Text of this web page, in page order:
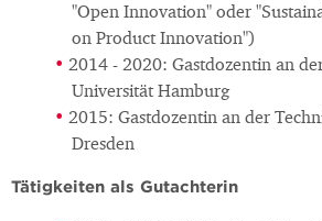
"Open Innovation" oder
on Product Innovation")
2014 - 2020: Gastdozentin an
Universität Hamburg
2015: Gastdozentin an der
Dresden
Tätigkeiten als Gutachterin